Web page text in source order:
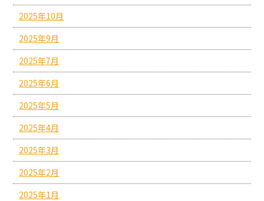
2025年10月
2025年9月
2025年7月
2025年6月
2025年5月
2025年4月
2025年3月
2025年2月
2025年1月